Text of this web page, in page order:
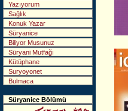
Yazıyorum
Sağlık
Konuk Yazar
Süryanice
Biliyor Musunuz
Süryani Mutfağı
Kütüphane
Suryoyonet
Bulmaca
Süryanice Bölümü